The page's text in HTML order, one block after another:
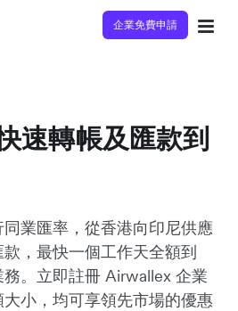
企業免費申請
速轉帳及匯款到
業匯率，從香港向印尼供應
，最快一個工作天全額到
。立即註冊 Airwallex 企業
小，均可享領先市場的優惠